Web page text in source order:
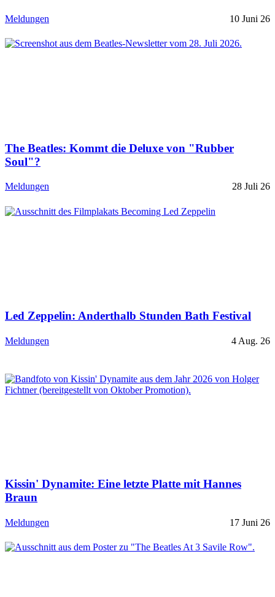
Meldungen 10 Juni 26
The Beatles: Kommt die Deluxe von "Rubber
Soul"?
Meldungen 28 Juli 26
Led Zeppelin: Anderthalb Stunden Bath Festival
Meldungen 4 Aug. 26
Kissin' Dynamite: Eine letzte Platte mit Hannes
Braun
Meldungen 17 Juni 26